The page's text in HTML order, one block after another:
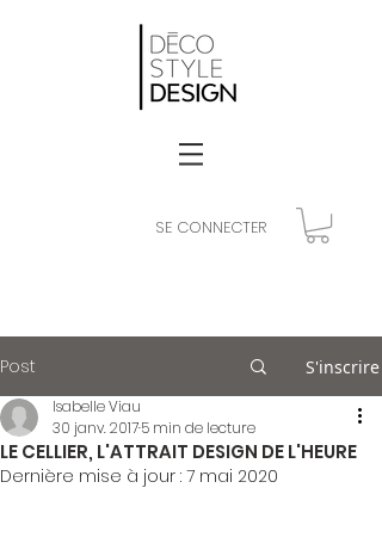
SE CONNECTER
Post S'inscrire
LE CELLIER, L'ATTRAIT DESIGN DE L'HEURE
Isabelle Viau
30 janv. 20175 min de lecture
Dernière mise à jour : 7 mai 2020